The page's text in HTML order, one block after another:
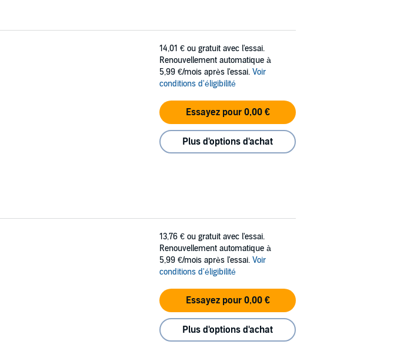
14,01 € ou gratuit avec l'essai.
Renouvellement automatique à
5,99 €/mois après l'essai. Voir
conditions d'éligibilité
Essayez pour 0,00 €
Plus d'options d'achat
13,76 € ou gratuit avec l'essai.
Renouvellement automatique à
5,99 €/mois après l'essai. Voir
conditions d'éligibilité
Essayez pour 0,00 €
Plus d'options d'achat